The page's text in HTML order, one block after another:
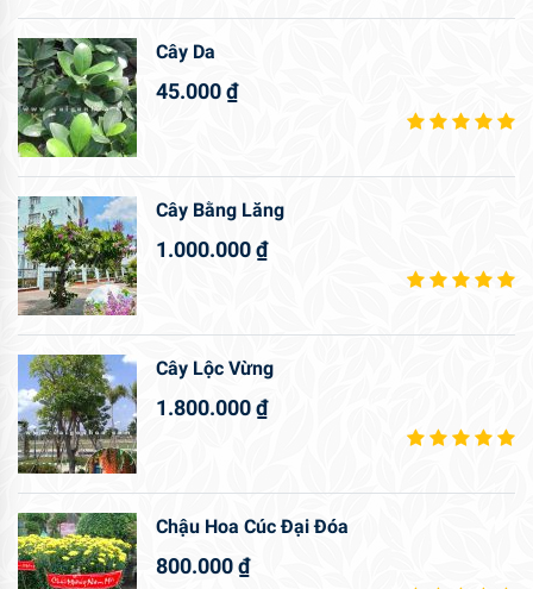
Cây Da
45.000₫
Cây Bằng Lăng
1.000.000₫
Cây Lộc Vừng
1.800.000₫
Chậu Hoa Cúc Đại Đóa
800.000₫